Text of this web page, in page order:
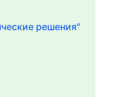
решения"